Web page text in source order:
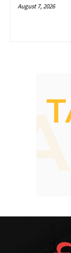
August 7, 2026